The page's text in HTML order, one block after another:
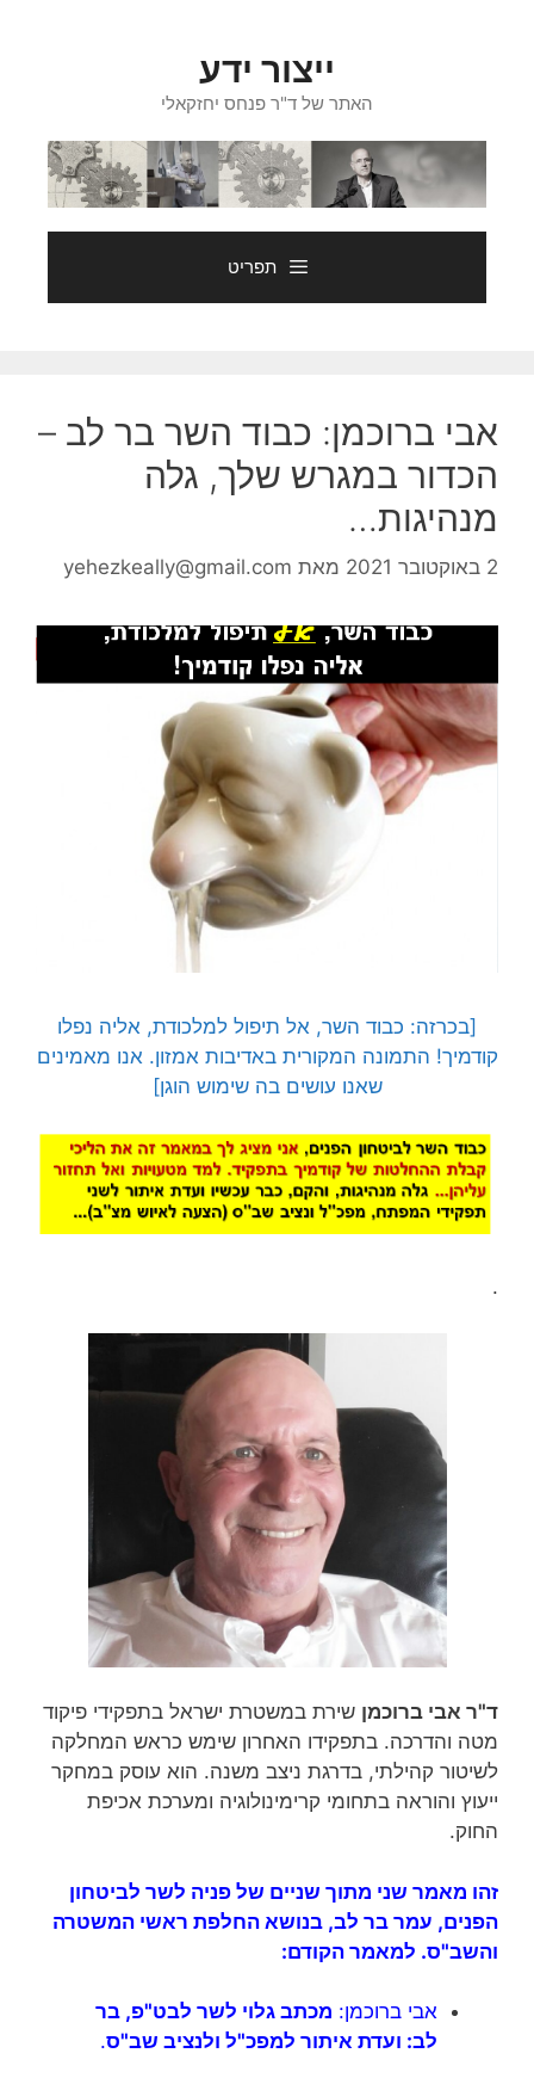
ייצור ידע
האתר של ד"ר פנחס יחזקאלי
תפריט
אבי ברוכמן: כבוד השר בר לב –
הכדור במגרש שלך, גלה
מנהיגות…
2 באוקטובר 2021 מאת yehezkeally@gmail.com
[בכרזה: כבוד השר, אל תיפול למלכודת, אליה נפלו
קודמיך! התמונה המקורית באדיבות אמזון. אנו מאמינים
שאנו עושים בה שימוש הוגן]
.
ד"ר אבי ברוכמן שירת במשטרת ישראל בתפקידי פיקוד
מטה והדרכה. בתפקידו האחרון שימש כראש המחלקה
לשיטור קהילתי, בדרגת ניצב משנה. הוא עוסק במחקר
ייעוץ והוראה בתחומי קרימינולוגיה ומערכת אכיפת
החוק.
זהו מאמר שני מתוך שניים של פניה לשר לביטחון
הפנים, עמר בר לב, בנושא החלפת ראשי המשטרה
והשב"ס. למאמר הקודם:
אבי ברוכמן: מכתב גלוי לשר לבט"פ, בר
לב: ועדת איתור למפכ"ל ולנציב שב"ס.